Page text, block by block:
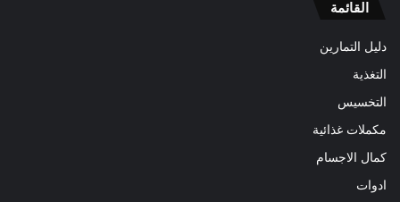
القائمة
دليل التمارين
التغذية
التخسيس
مكملات غذائية
كمال الاجسام
ادوات